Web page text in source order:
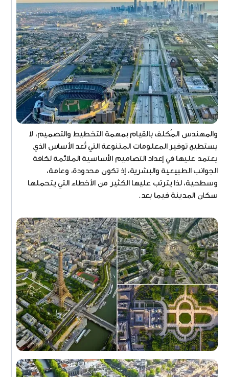
والمهندس المُكلف بالقيام بمهمة التخطيط والتصميم، لا
يستطيع توفير المعلومات المتنوعة التي تُعد الأساس الذي
يعتمد عليها في إعداد التصاميم الأساسية الملائمة لكافة
الجوانب الطبيعية والبشرية، إذ تكون محدودة، وعامة،
وسطحية، لذا يترتب عليها الكثير من الأخطاء التي يتحملها
سكان المدينة فيما بعد.